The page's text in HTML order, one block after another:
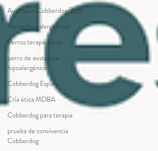
Australian Cobberdog 🇦🇺
Perros hipoalergénicos
Perros terapéuticos
perro de asistencia
hipoalergénico
Cobberdog España
Cría ética MDBA
Cobberdog para terapia
prueba de convivencia
Cobberdog